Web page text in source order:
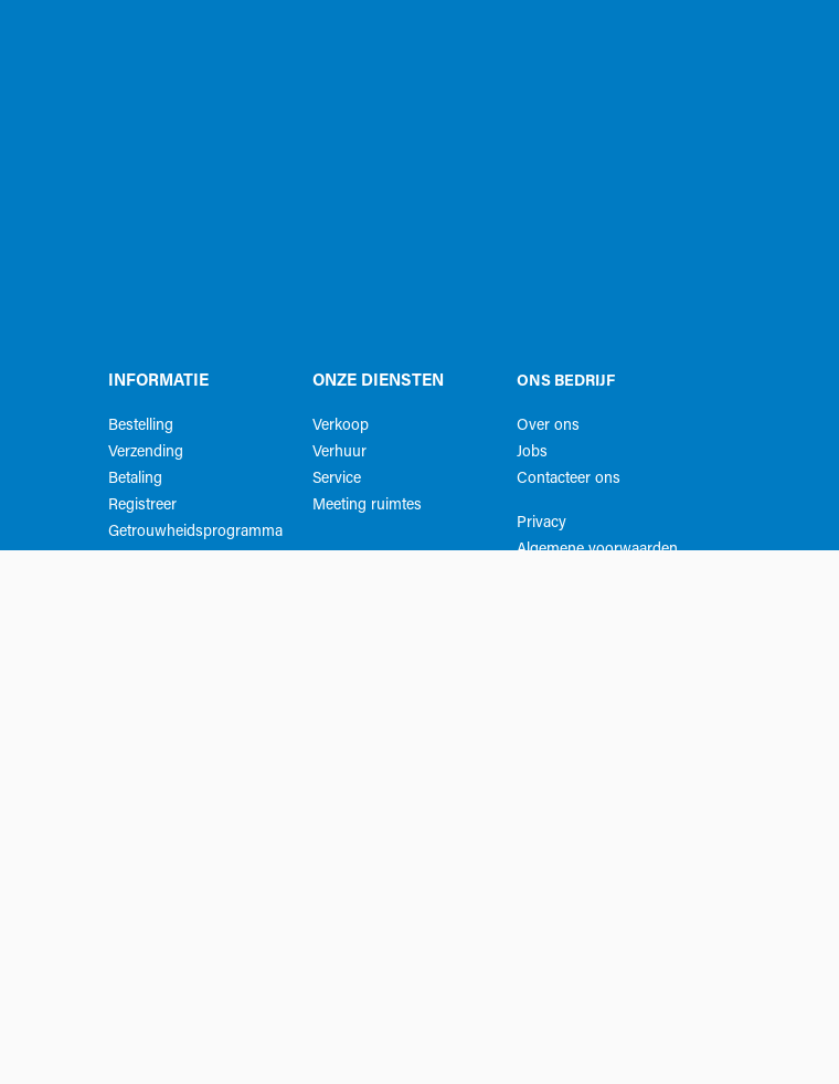
INFORMATIE
Bestelling
Verzending
Betaling
Registreer
Getrouwheidsprogramma
ONZE DIENSTEN
Verkoop
Verhuur
Service
Meeting ruimtes
ONS BEDRIJF
Over ons
Jobs
Contacteer ons
Privacy
Algemene voorwaarden​